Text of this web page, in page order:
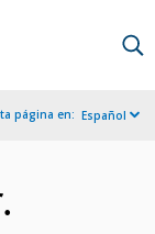
página en: Español